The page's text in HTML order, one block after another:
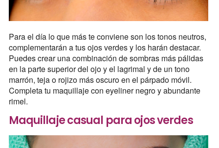
Para el día lo que más te conviene son los tonos neutros,
complementarán a tus ojos verdes y los harán destacar.
Puedes crear una combinación de sombras más pálidas
en la parte superior del ojo y el lagrimal y de un tono
marrón, teja o rojizo más oscuro en el párpado móvil.
Completa tu maquillaje con eyeliner negro y abundante
rimel.
Maquillaje casual para ojos verdes